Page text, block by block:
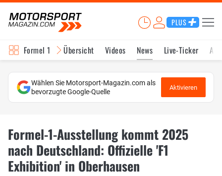
PLUS
Formel 1 Übersicht Videos News Live-Ticker
Wählen Sie Motorsport-Magazin.com als
bevorzugte Google-Quelle
Aktivieren
Formel-1-Ausstellung kommt 2025
nach Deutschland: Offizielle 'F1
Exhibition' in Oberhausen